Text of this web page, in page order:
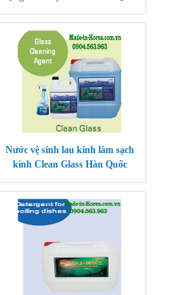
Nước vệ sinh lau kính làm sạch
kính Clean Glass Hàn Quốc